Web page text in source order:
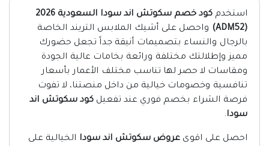
استخدم
كود خصم سكوتش اند سودا السعودية 2026
(ADM52)
واحصل على أشيك الملابس التريند الخاصة
بالرجال والنساء بتصميمات أنيقة جداً تجعل حضورك
مميز وإطلالتك مختلفة ورائعة بخامات عالية الجودة
ومقاسات لا حصر لها تناسب مختلف الأعمار بأسعار
تنافسية وخصومات خيالية من داخل منصتنا، لا تفوت
فرصة الشراء بخصم فوري عند تفعيل كود سكوتش اند
سودا.
احصل على اقوى عروض سكوتش اند سودا الخيالية على